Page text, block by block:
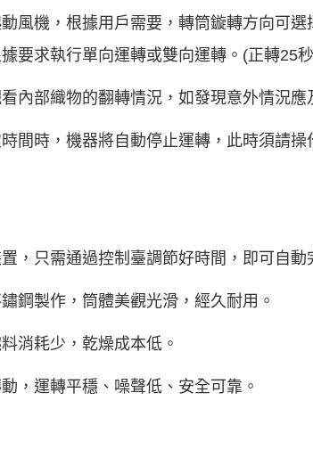
風機，根據用戶需要，轉筒鏇轉方向可
要求執行單向運轉或雙向運轉。(正轉25
內部織物的翻轉情況，如發現意外情況應
間時，機器將自動停止運轉，此時須請
，只需通過控制臺調節好時間，即可自動
鋼製作，筒體美觀光滑，經久耐用。
消耗少，乾燥成本低。
，運轉平穩、噪聲低、安全可靠。